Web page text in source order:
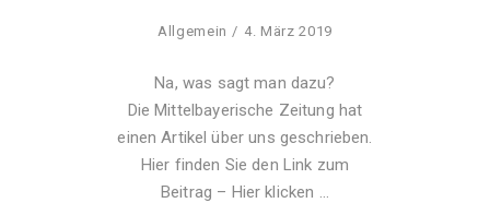
Allgemein 4. März 2019
Na, was sagt man dazu?
Die Mittelbayerische Zeitung hat
einen Artikel über uns geschrieben.
Hier finden Sie den Link zum
Beitrag – Hier klicken